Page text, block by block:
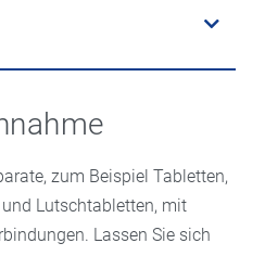
kann die Zufuhr
ein Zinkmangel
denn Zink wirkt
Therapie
nicht infrage kommt,
und wirkt
kann so die Akne-
zum Beispiel Tabletten,
Lutschtabletten, mit
Lassen Sie sich